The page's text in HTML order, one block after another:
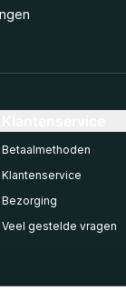
Betaalmethoden
Klantenservice
Bezorging
Veel gestelde vragen